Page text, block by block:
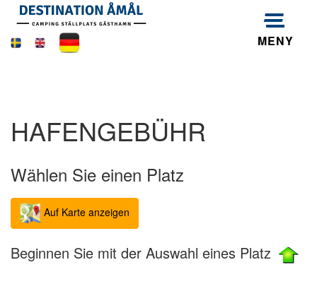
MENY
HAFENGEBÜHR
Wählen Sie einen Platz
Auf Karte anzeigen
Beginnen Sie mit der Auswahl eines Platz